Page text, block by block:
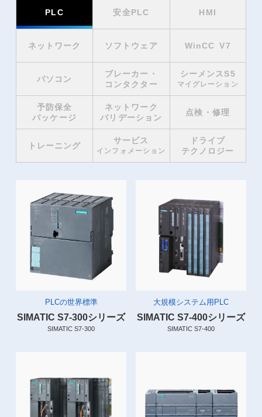
PLC 安全PLC HMI
ネットワーク ソフトウェア WinCC V7
パソコン
ブレーカー・
コンタクター
シーメンスS5
マイグレーション
予防保全
パッケージ
ネットワーク
バリデーション
点検・修理
トレーニング
サービス
インフォメーション
ドライブ
テクノロジー
PLCの世界標準
SIMATIC S7-300シリーズ
SIMATIC S7-300
大規模システム用PLC
SIMATIC S7-400シリーズ
SIMATIC S7-400